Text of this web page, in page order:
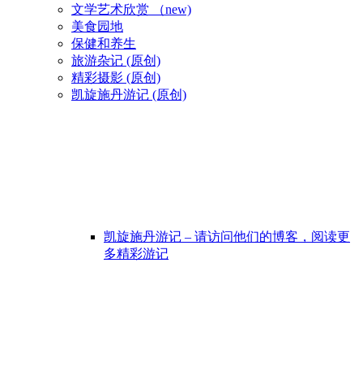
文学艺术欣赏 （new)
美食园地
保健和养生
旅游杂记 (原创)
精彩摄影 (原创)
凯旋施丹游记 (原创)
凯旋施丹游记 – 请访问他们的博客，阅读更
多精彩游记